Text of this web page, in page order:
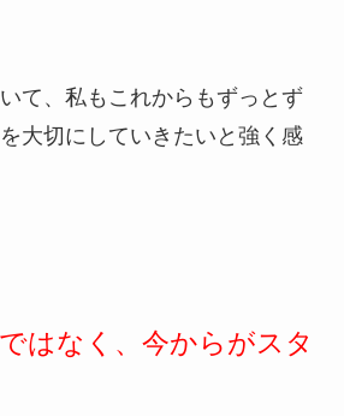
て、私もこれからもずっとず
大切にしていきたいと強く感
はなく、今からがスタ